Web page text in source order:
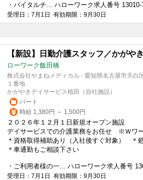
・バイタルチ... ハローワーク求人番号 13010-
受理日：7月1日 有効期限：9月30日
【新設】日勤介護スタッフ／かがや
ローワーク飯田橋
株式会社やまねメディカル - 愛知県名古屋市天白
１番地
かがやきデイサービス植田（自社施設）
パート
時給 1,380円 ～ 1,500円
２０２６年１２月１日新規オープン施設
デイサービスでの介護業務をお任せ ※Ｗワー
＊資格取得補助あり（入社後すぐ対象） ＊
＊車通勤もご相談下さい
・ご利用者様の一... ハローワーク求人番号
受理日：7月1日 有効期限：9月30日